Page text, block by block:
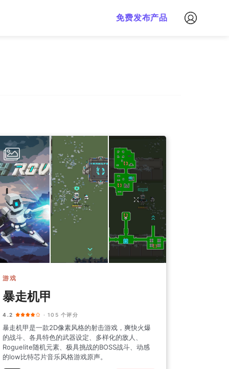
免费下载
免费发布产品
游戏
暴走机甲
4.2 · 105 个评分
暴走机甲是一款2D像素风格的射击游戏，爽快火爆
的战斗、各具特色的武器设定、多样化的敌人、
Roguelite随机元素、极具挑战的BOSS战斗、动感
的low比特芯片音乐风格游戏原声。